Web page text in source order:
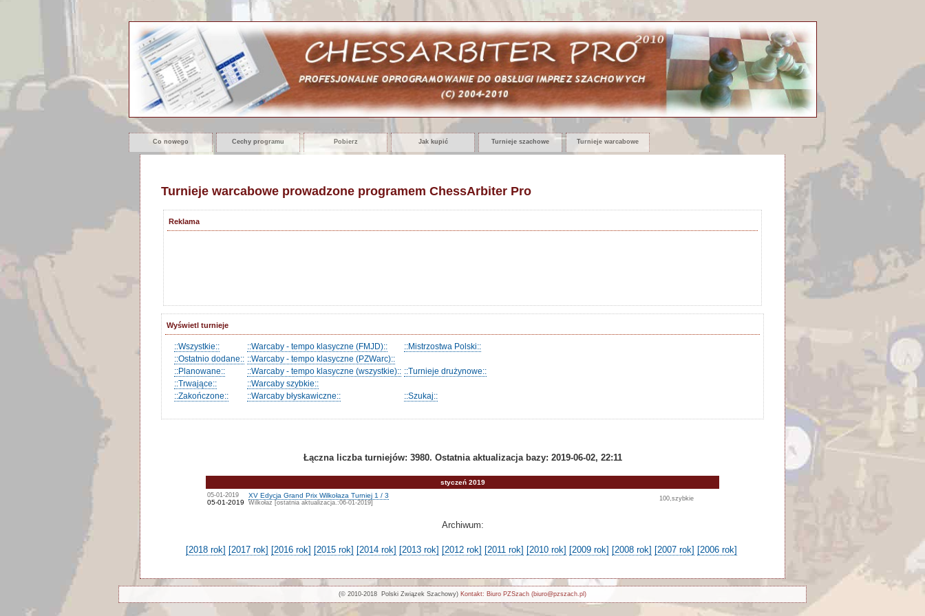
Co nowego Cechy programu Pobierz Jak kupić Turnieje szachowe Turnieje warcabowe
Turnieje warcabowe prowadzone programem ChessArbiter Pro
Reklama
Wyświetl turnieje
::Wszystkie:: ::Warcaby - tempo klasyczne (FMJD)::
::Mistrzostwa Polski::
::Ostatnio dodane:: ::Warcaby - tempo klasyczne (PZWarc)::
::Planowane::
::Warcaby - tempo klasyczne (wszystkie):: ::Turnieje drużynowe::
::Trwające::
::Warcaby szybkie::
::Zakończone::
::Warcaby błyskawiczne:: ::Szukaj::
Łączna liczba turniejów: 3980. Ostatnia aktualizacja bazy: 2019-06-02, 22:11
styczeń 2019
05-01-2019
05-01-2019
XV Edycja Grand Prix Wilkołaza Turniej 1 / 3
Wilkołaz [ostatnia aktualizacja.:06-01-2019]
100,szybkie
Archiwum:
[2018 rok] [2017 rok] [2016 rok] [2015 rok] [2014 rok] [2013 rok] [2012 rok] [2011 rok] [2010 rok] [2009 rok] [2008 rok] [2007 rok] [2006 rok]
(© 2010-2018 Polski Związek Szachowy) Kontakt: Biuro PZSzach (biuro@pzszach.pl)